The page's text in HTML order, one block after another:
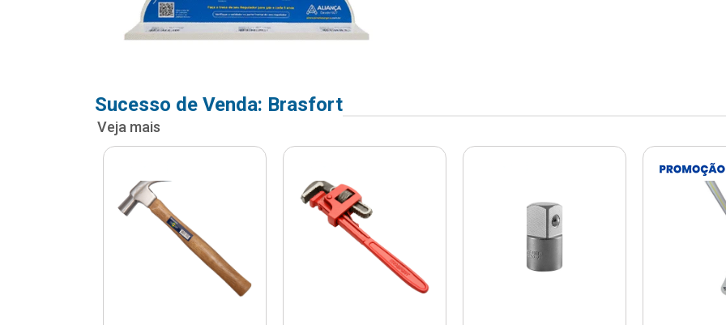
Sucesso de Venda: Brasfort
Veja mais